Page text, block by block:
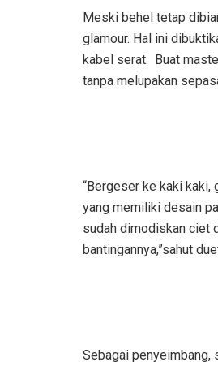
Meski behel tetap
glamour. Hal ini
kabel serat. Buat
tanpa melupakan
“Bergeser ke kaki kaki,
yang memiliki desain
sudah dimodiskan ciet
bantingannya,”sahut
Sebagai penyeimbang,